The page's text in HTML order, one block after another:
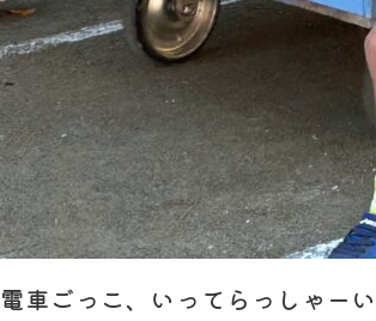
車ごっこ、いってらっしゃーい